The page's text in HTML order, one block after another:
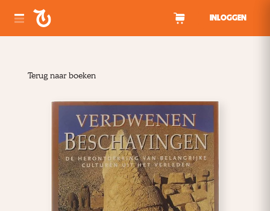
INLOGGEN
Terug naar boeken